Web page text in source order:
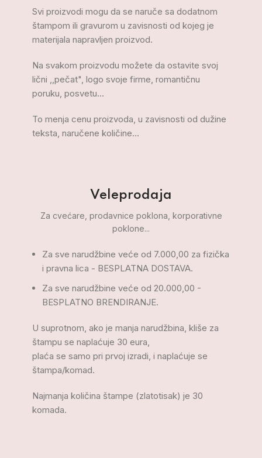
Svi proizvodi mogu da se naruče sa dodatnom
štampom ili gravurom u zavisnosti od kojeg je
materijala napravljen proizvod.
Na svakom proizvodu možete da ostavite svoj
lični ,,pečat", logo svoje firme, romantičnu
poruku, posvetu...
To menja cenu proizvoda, u zavisnosti od dužine
teksta, naručene količine...
Veleprodaja
Za cvećare, prodavnice poklona, korporativne
poklone...
Za sve narudžbine veće od 7.000,00 za fizička
i pravna lica - BESPLATNA DOSTAVA.
Za sve narudžbine veće od 20.000,00 -
BESPLATNO BRENDIRANJE.
U suprotnom, ako je manja narudžbina, kliše za
štampu se naplaćuje 30 eura,
plaća se samo pri prvoj izradi, i naplaćuje se
štampa/komad.
Najmanja količina štampe (zlatotisak) je 30
komada.